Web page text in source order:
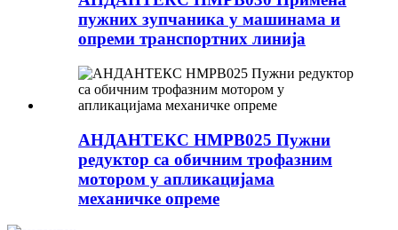
пужних зупчаника у машинама и
опреми транспортних линија
АНДАНТЕКС НМРВ025 Пужни
редуктор са обичним трофазним
мотором у апликацијама
механичке опреме